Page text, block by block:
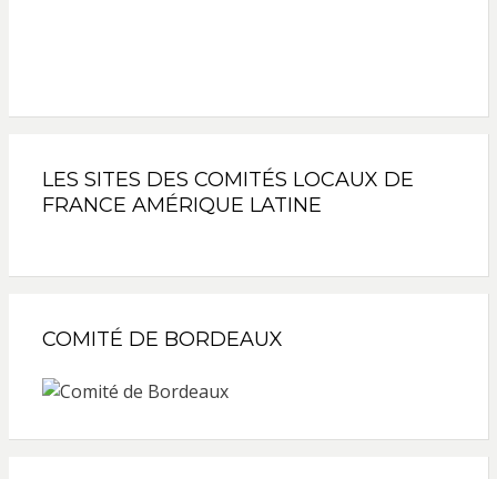
LES SITES DES COMITÉS LOCAUX DE
FRANCE AMÉRIQUE LATINE
COMITÉ DE BORDEAUX